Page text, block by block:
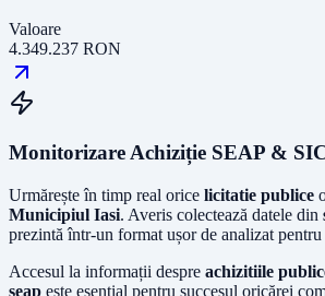
Valoare
4.349.237 RON
Monitorizare Achiziție SEAP &
Urmărește în timp real orice licitatie publice
Municipiul Iasi. Averis colectează datele din
prezintă într-un format ușor de analizat
Accesul la informații despre achizitiile
seap este esențial pentru succesul oricărei